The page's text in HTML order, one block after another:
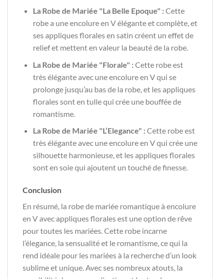
La Robe de Mariée "La Belle Epoque" :Cette
robe a une encolure en V élégante et complète, et
ses appliques florales en satin créent un effet de
relief et mettent en valeur la beauté de la robe.
La Robe de Mariée "Florale" :Cette robe est
très élégante avec une encolure en V qui se
prolonge jusqu’au bas de la robe, et les appliques
florales sont en tulle qui crée une bouffée de
romantisme.
La Robe de Mariée "L’Elegance" :Cette robe est
très élégante avec une encolure en V qui crée une
silhouette harmonieuse, et les appliques florales
sont en soie qui ajoutent un touché de finesse.
Conclusion
En résumé, la robe de mariée romantique à encolure
en V avec appliques florales est une option de rêve
pour toutes les mariées. Cette robe incarne
l’élegance, la sensualité et le romantisme, ce qui la
rend idéale pour les mariées à la recherche d’un look
sublime et unique. Avec ses nombreux atouts, la